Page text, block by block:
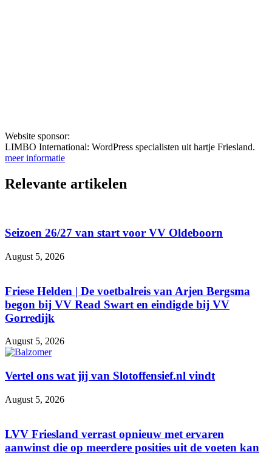
Website sponsor:
LIMBO International: WordPress specialisten uit hartje Friesland.
meer informatie
Relevante artikelen
Seizoen 26/27 van start voor VV Oldeboorn
August 5, 2026
Friese Helden | De voetbalreis van Arjen Bergsma
begon bij VV Read Swart en eindigde bij VV
Gorredijk
August 5, 2026
Vertel ons wat jij van Slotoffensief.nl vindt
August 5, 2026
LVV Friesland verrast opnieuw met ervaren
aanwinst die op meerdere posities uit de voeten kan